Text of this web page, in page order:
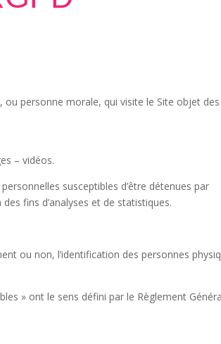
personne morale, qui visite le Site objet des
– vidéos.
susceptibles d’être détenues par
fins d’analyses et de statistiques.
ou non, l’identification des personnes
» ont le sens défini par le Règlement